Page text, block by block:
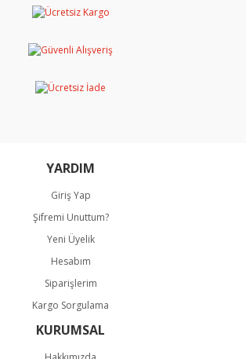
YARDIM
Giriş Yap
Şifremi Unuttum?
Yeni Üyelik
Hesabım
Siparişlerim
Kargo Sorgulama
KURUMSAL